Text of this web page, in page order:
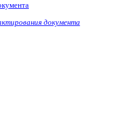
документа